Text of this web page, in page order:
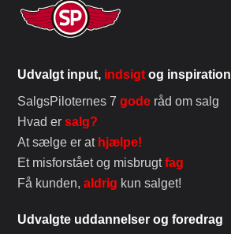
Udvalgt input, indsigt og inspiration
SalgsPiloternes 7gode råd om salg
Hvad ersalg?
At sælge er at hjælpe!
Et misforstået og misbrugtfag
Få kunden,aldrig kun salget!
Udvalgte uddannelser og foredrag